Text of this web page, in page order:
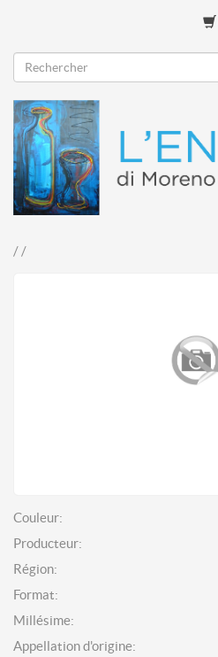
/ /
Couleur:
Producteur:
Région:
Format:
Millésime:
Appellation d'origine: